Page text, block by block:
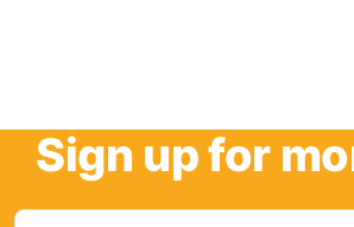
Sign up for